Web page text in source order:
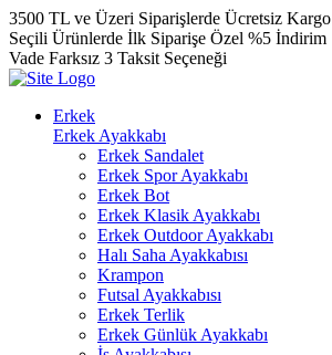
3500 TL ve Üzeri Siparişlerde Ücretsiz Kargo
Seçili Ürünlerde İlk Siparişe Özel %5 İndirim
Vade Farksız 3 Taksit Seçeneği
Erkek
Erkek Ayakkabı
Erkek Sandalet
Erkek Spor Ayakkabı
Erkek Bot
Erkek Klasik Ayakkabı
Erkek Outdoor Ayakkabı
Halı Saha Ayakkabısı
Krampon
Futsal Ayakkabısı
Erkek Terlik
Erkek Günlük Ayakkabı